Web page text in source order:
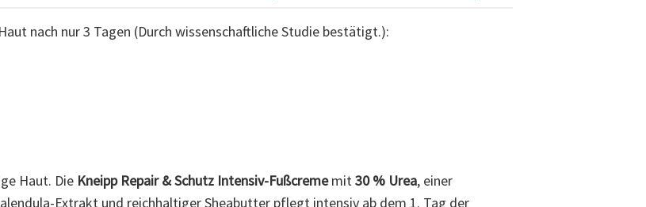
nach nur 3 Tagen (Durch wissenschaftliche Studie bestätigt.):
Haut. Die Kneipp Repair & Schutz Intensiv-Fußcrememit30 % Urea, einer
Extrakt und reichhaltiger Sheabutter pflegt intensiv ab dem 1. Tag der